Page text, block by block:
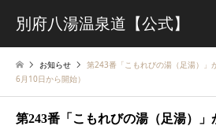
別府八湯温泉道【公式】
お知らせ
第243番「こもれびの湯（足湯）」
6月10日から開始）
第243番「こもれびの湯（足湯）」